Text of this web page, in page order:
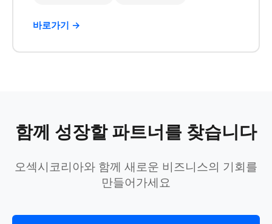
바로가기 →
함께 성장할 파트너를 찾습니다
오섹시코리아와 함께 새로운 비즈니스의 기회를
만들어가세요